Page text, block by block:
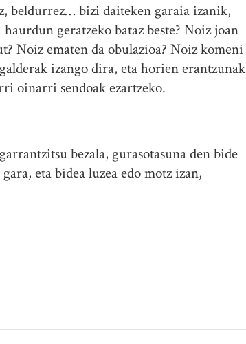
beldurrez… bizi daiteken garaia izanik,
geratzeko bataz beste? Noiz joan
Noiz ematen da obulazioa? Noiz komeni
izango dira, eta horien erantzunak
oinarri sendoak ezartzeko.
bezala, gurasotasuna den bide
eta bidea luzea edo motz izan,